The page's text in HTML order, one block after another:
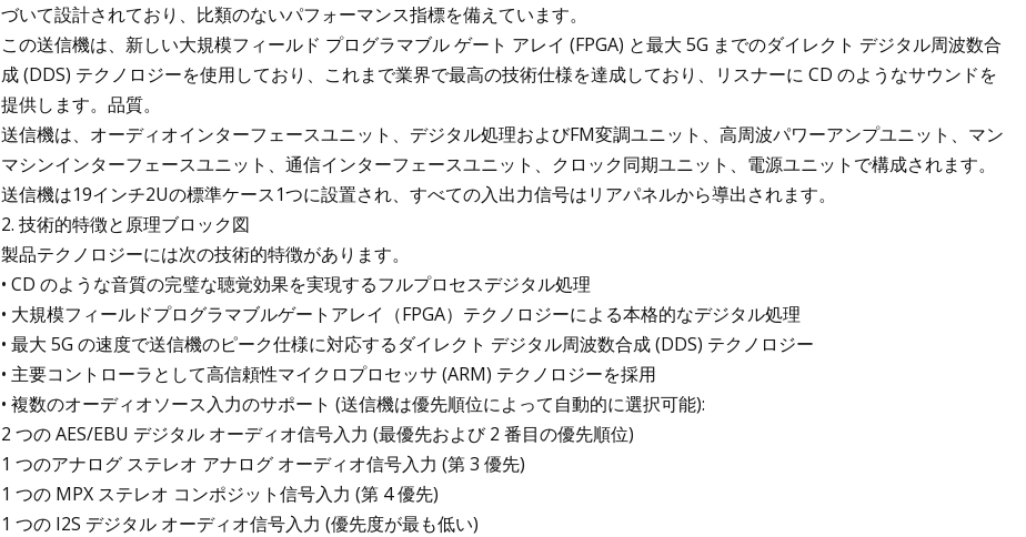
づいて設計されており、比類のないパフォーマンス指標を備えています。
この送信機は、新しい大規模フィールド プログラマブル ゲート アレイ (FPGA) と最大 5G までのダイレクト デジタル周波数合
成 (DDS) テクノロジーを使用しており、これまで業界で最高の技術仕様を達成しており、リスナーに CD のようなサウンドを
提供します。品質。
送信機は、オーディオインターフェースユニット、デジタル処理およびFM変調ユニット、高周波パワーアンプユニット、マン
マシンインターフェースユニット、通信インターフェースユニット、クロック同期ユニット、電源ユニットで構成されます。
送信機は19インチ2Uの標準ケース1つに設置され、すべての入出力信号はリアパネルから導出されます。
2. 技術的特徴と原理ブロック図
製品テクノロジーには次の技術的特徴があります。
• CD のような音質の完璧な聴覚効果を実現するフルプロセスデジタル処理
• 大規模フィールドプログラマブルゲートアレイ（FPGA）テクノロジーによる本格的なデジタル処理
• 最大 5G の速度で送信機のピーク仕様に対応するダイレクト デジタル周波数合成 (DDS) テクノロジー
• 主要コントローラとして高信頼性マイクロプロセッサ (ARM) テクノロジーを採用
• 複数のオーディオソース入力のサポート (送信機は優先順位によって自動的に選択可能):
2 つの AES/EBU デジタル オーディオ信号入力 (最優先および 2 番目の優先順位)
1 つのアナログ ステレオ アナログ オーディオ信号入力 (第 3 優先)
1 つの MPX ステレオ コンポジット信号入力 (第 4 優先)
1 つの I2S デジタル オーディオ信号入力 (優先度が最も低い)